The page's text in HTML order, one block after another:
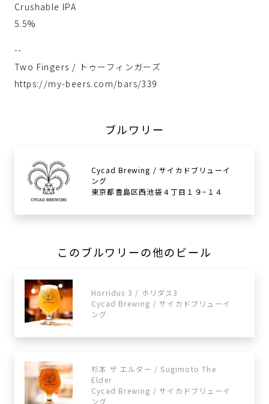
Crushable IPA
5.5%
--
Two Fingers / トゥーフィンガーズ
https://my-beers.com/bars/339
ブルワリー
Cycad Brewing / サイカドブリューイ
ング
東京都豊島区西池袋４丁目１９−１４
このブルワリーの他のビール
Horridus 3 / ホリダス3
Cycad Brewing / サイカドブリューイ
ング
杉本 ザ エルダー / Sugimoto The
Elder
Cycad Brewing / サイカドブリューイ
ング